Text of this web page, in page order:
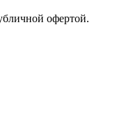
офертой.